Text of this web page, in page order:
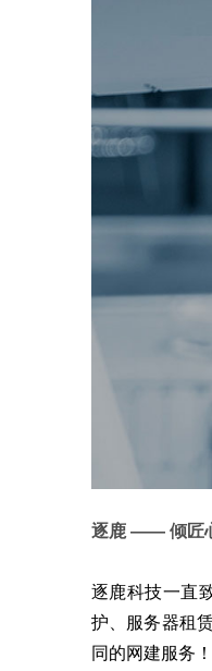
逐鹿 —— 倾匠
逐鹿科技一直
护、服务器租
同的网建服务！